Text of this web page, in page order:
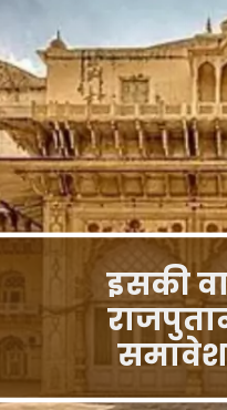
इसकी